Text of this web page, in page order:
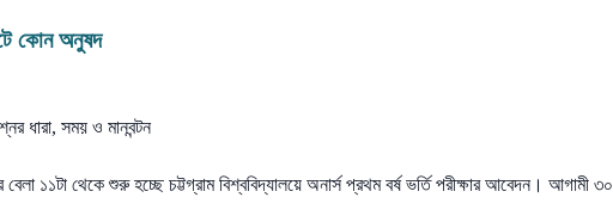
কোন অনুষদ
ধারা, সময় ও মানবন্টন
বেলা ১১টা থেকে শুরু হচ্ছে চট্টগ্রাম বিশ্ববিদ্যালয়ে অনার্স প্রথম বর্ষ ভর্তি পরীক্ষার আবেদন। আগামী ৩০